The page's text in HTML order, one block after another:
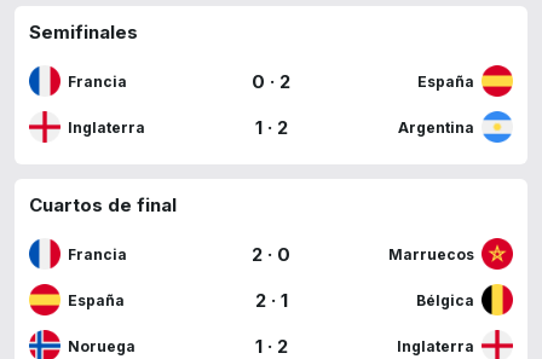
Semifinales
Francia 0 · 2 España
Inglaterra 1 · 2 Argentina
Cuartos de final
Francia 2 · 0 Marruecos
España 2 · 1 Bélgica
Noruega 1 · 2 Inglaterra